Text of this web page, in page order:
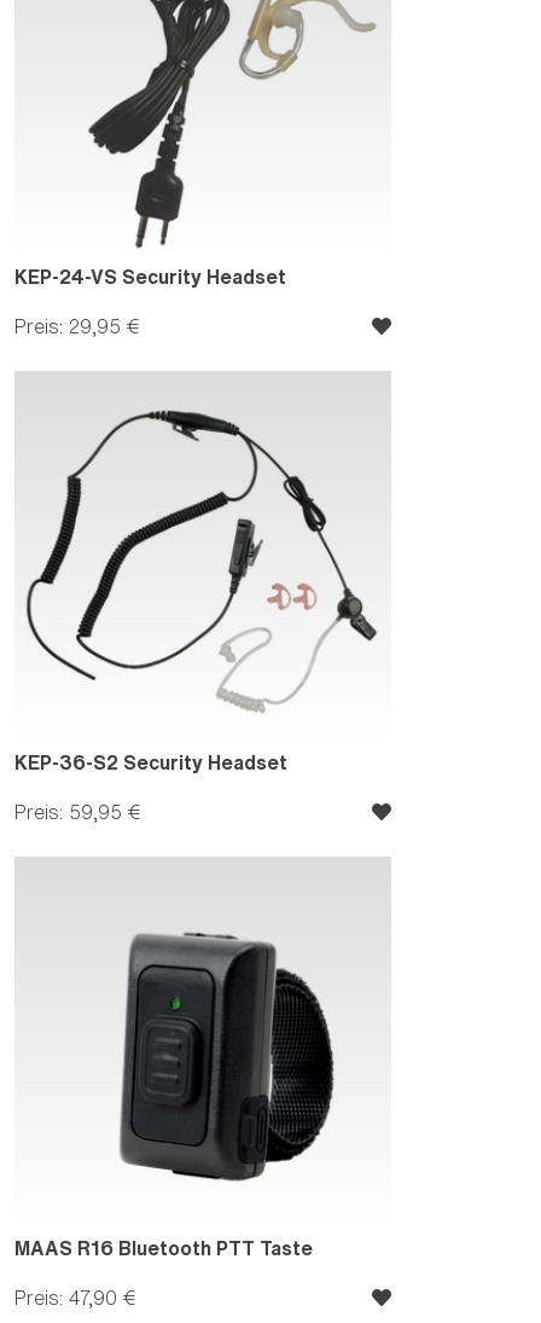
KEP-24-VS Security Headset
Preis: 29,95 €
KEP-36-S2 Security Headset
Preis: 59,95 €
MAAS R16 Bluetooth PTT Taste
Preis: 47,90 €